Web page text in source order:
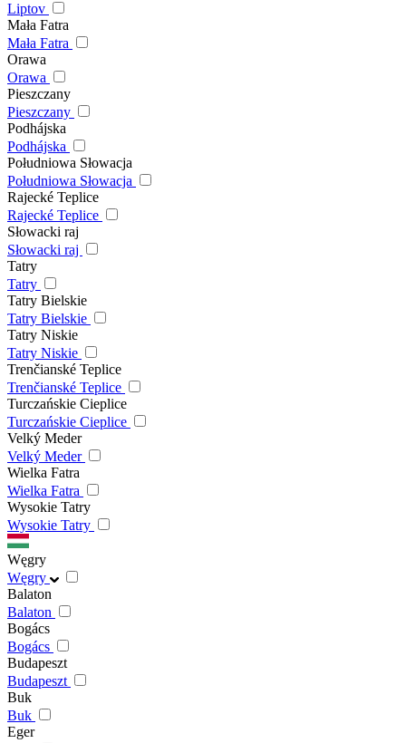
Liptov
Mała Fatra
Mała Fatra
Orawa
Orawa
Pieszczany
Pieszczany
Podhájska
Podhájska
Południowa Słowacja
Południowa Słowacja
Rajecké Teplice
Rajecké Teplice
Słowacki raj
Słowacki raj
Tatry
Tatry
Tatry Bielskie
Tatry Bielskie
Tatry Niskie
Tatry Niskie
Trenčianské Teplice
Trenčianské Teplice
Turczańskie Cieplice
Turczańskie Cieplice
Velký Meder
Velký Meder
Wielka Fatra
Wielka Fatra
Wysokie Tatry
Wysokie Tatry
Węgry
Węgry
Balaton
Balaton
Bogács
Bogács
Budapeszt
Budapeszt
Buk
Buk
Eger